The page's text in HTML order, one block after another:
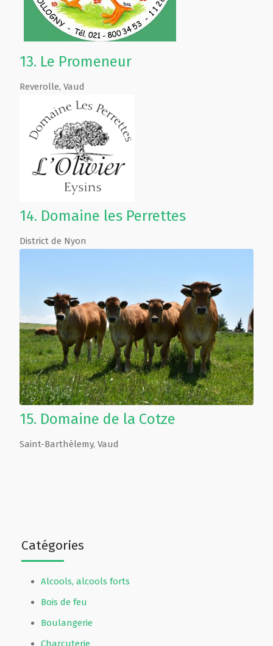
Catégories
Alcools, alcools forts
Bois de feu
Boulangerie
Charcuterie
13. Le Promeneur
Reverolle, Vaud
14. Domaine les Perrettes
District de Nyon
15. Domaine de la Cotze
Saint-Barthélemy, Vaud